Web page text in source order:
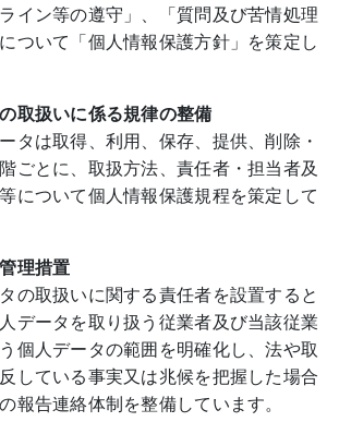
イン等の遵守」、「質問及び苦情処理
ついて「個人情報保護方針」を策定し
取扱いに係る規律の整備
タは取得、利用、保存、提供、削除・
ごとに、取扱方法、責任者・担当者及
について個人情報保護規程を策定して
理措置
の取扱いに関する責任者を設置すると
データを取り扱う従業者及び当該従業
個人データの範囲を明確化し、法や取
している事実又は兆候を把握した場合
報告連絡体制を整備しています。